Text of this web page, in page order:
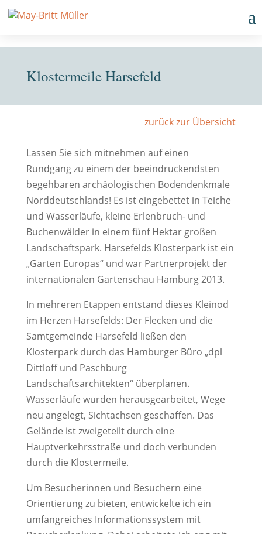
Klostermeile Harsefeld
zurück zur Übersicht
Lassen Sie sich mitnehmen auf einen
Rundgang zu einem der beeindruckendsten
begehbaren archäologischen Bodendenkmale
Norddeutschlands! Es ist eingebettet in Teiche
und Wasserläufe, kleine Erlenbruch- und
Buchenwälder in einem fünf Hektar großen
Landschaftspark. Harsefelds Klosterpark ist ein
„Garten Europas“ und war Partnerprojekt der
internationalen Gartenschau Hamburg 2013.
In mehreren Etappen entstand dieses Kleinod
im Herzen Harsefelds: Der Flecken und die
Samtgemeinde Harsefeld ließen den
Klosterpark durch das Hamburger Büro „dpl
Dittloff und Paschburg
Landschaftsarchitekten“ überplanen.
Wasserläufe wurden herausgearbeitet, Wege
neu angelegt, Sichtachsen geschaffen. Das
Gelände ist zweigeteilt durch eine
Hauptverkehrsstraße und doch verbunden
durch die Klostermeile.
Um Besucherinnen und Besuchern eine
Orientierung zu bieten, entwickelte ich ein
umfangreiches Informationssystem mit